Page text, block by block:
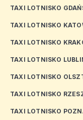
TAXI LOTNISKO
TAXI LOTNISKO
TAXI LOTNISKO
TAXI LOTNISKO
TAXI LOTNISKO
TAXI LOTNISKO
TAXI LOTNISKO